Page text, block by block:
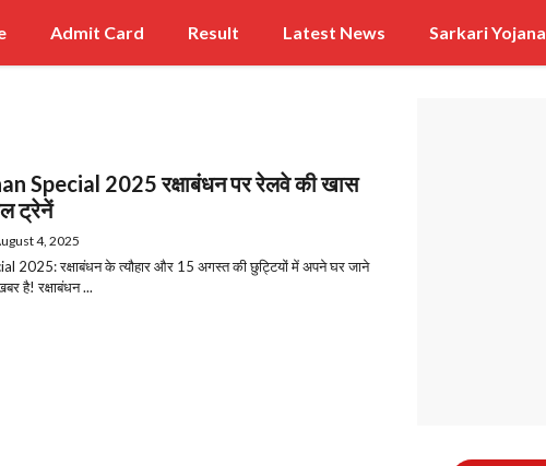
Admit Card Result Latest News Sarkari Yojana
Special 2025 रक्षाबंधन पर रेलवे की खास
ट्रेनें
4, 2025
2025: रक्षाबंधन के त्यौहार और 15 अगस्त की छुट्टियों में अपने घर जाने
है! रक्षाबंधन ...